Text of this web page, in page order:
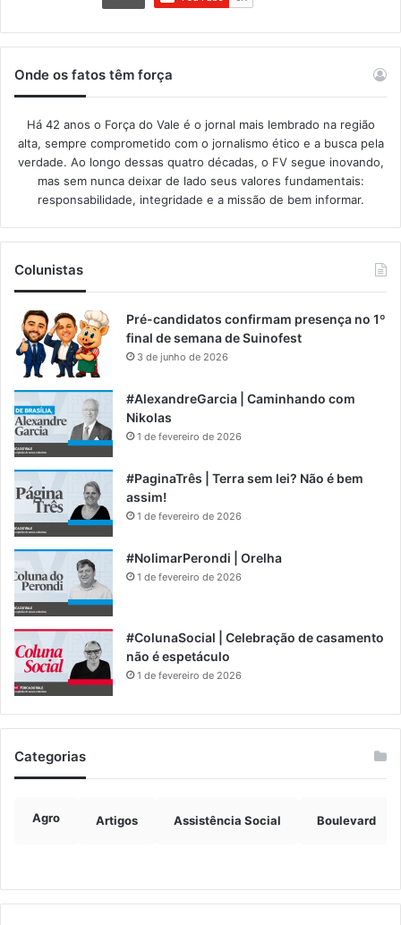
Onde os fatos têm força
Há 42 anos o Força do Vale é o jornal mais lembrado na região
alta, sempre comprometido com o jornalismo ético e a busca pela
verdade. Ao longo dessas quatro décadas, o FV segue inovando,
mas sem nunca deixar de lado seus valores fundamentais:
responsabilidade, integridade e a missão de bem informar.​
Colunistas
Pré-candidatos confirmam presença no 1º
final de semana de Suinofest
3 de junho de 2026
#AlexandreGarcia | Caminhando com
Nikolas
1 de fevereiro de 2026
#PaginaTrês | Terra sem lei? Não é bem
assim!
1 de fevereiro de 2026
#NolimarPerondi | Orelha
1 de fevereiro de 2026
#ColunaSocial | Celebração de casamento
não é espetáculo
1 de fevereiro de 2026
Categorias
Agro Artigos Assistência Social Boulevard